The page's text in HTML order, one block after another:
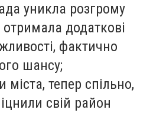
уникла розгрому
додаткові
фактично
шансу;
міста, тепер спільно,
свій район